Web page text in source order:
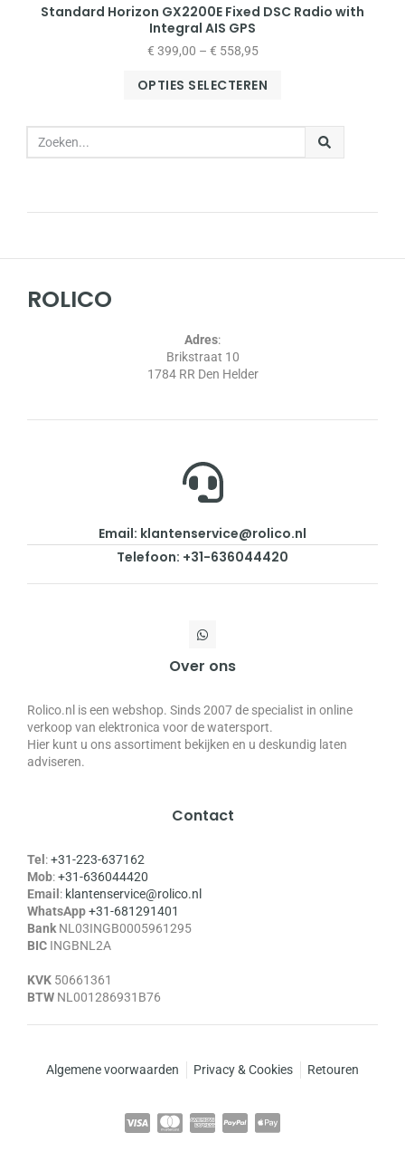
Standard Horizon GX2200E Fixed DSC Radio with
Integral AIS GPS
€ 399,00 – € 558,95
OPTIES SELECTEREN
ROLICO
Adres:
Brikstraat 10
1784 RR Den Helder
Email: klantenservice@rolico.nl
Telefoon: +31-636044420
Over ons
Rolico.nl is een webshop. Sinds 2007 de specialist in online
verkoop van elektronica voor de watersport.
Hier kunt u ons assortiment bekijken en u deskundig laten
adviseren.
Contact
Tel :+31-223-637162
Mob:+31-636044420
Email : klantenservice@rolico.nl
WhatsApp+31-681291401
Bank NL03INGB0005961295
BIC INGBNL2A
KVK 50661361
BTW NL001286931B76
Algemene voorwaarden Privacy & Cookies Retouren